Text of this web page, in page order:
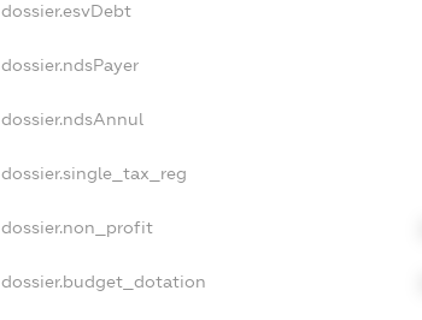
dossier.esvDebt
dossier.ndsPayer
dossier.ndsAnnul
dossier.single_tax_reg
dossier.non_profit
dossier.budget_dotation